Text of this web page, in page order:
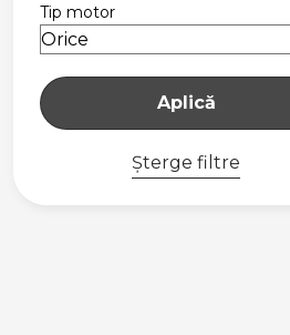
Tip motor
Aplică
Șterge filtre